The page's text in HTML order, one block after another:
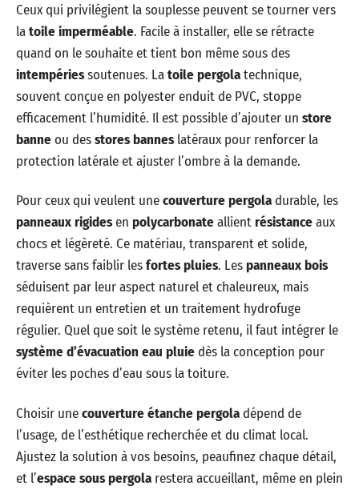
Ceux qui privilégient la souplesse peuvent se tourner vers
latoile imperméable. Facile à installer, elle se rétracte
quand on le souhaite et tient bon même sous des
intempériessoutenues. Latoile pergolatechnique,
souvent conçue en polyester enduit de PVC, stoppe
efficacement l’humidité. Il est possible d’ajouter un store
banneou desstores banneslatéraux pour renforcer la
protection latérale et ajuster l’ombre à la demande.
Pour ceux qui veulent unecouverture pergoladurable, les
panneaux rigidesen polycarbonateallientrésistanceaux
chocs et légèreté. Ce matériau, transparent et solide,
traverse sans faiblir lesfortes pluies. Lespanneaux bois
séduisent par leur aspect naturel et chaleureux, mais
requièrent un entretien et un traitement hydrofuge
régulier. Quel que soit le système retenu, il faut intégrer le
système d’évacuation eau pluiedès la conception pour
éviter les poches d’eau sous la toiture.
Choisir unecouverture étanche pergoladépend de
l’usage, de l’esthétique recherchée et du climat local.
Ajustez la solution à vos besoins, peaufinez chaque détail,
et l’espace sous pergola restera accueillant, même en plein